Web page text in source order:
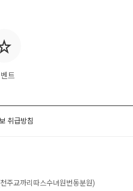
트
취급방침
주교까리따스수녀원번동분원)